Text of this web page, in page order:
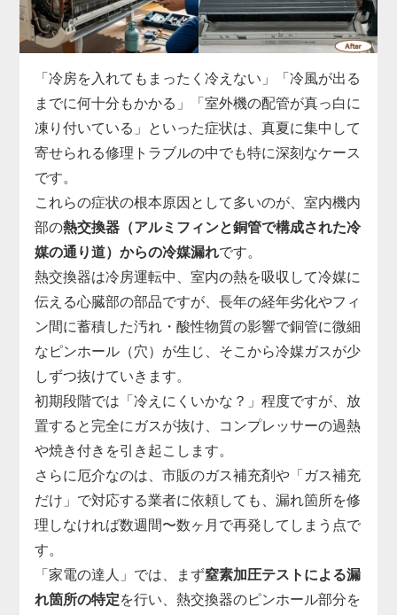
指示が出せていない、リモコン信号を受信できない
など、基板故障の症状は多岐にわたります。
は、機種ごとに専用の基板を取り寄せ、診断・交換
まで一貫対応。
制御基板の交換には専用工具と電気系統の知識が必
須で、無理に自分で電源を入れ直すと他の部品まで
巻き込んで故障が拡大することがあります。
「勝手に止まる」「エラー表示が消えない」と感じ
たら、まずはお早めに点検をご依頼ください。
「冷房を入れてもまったく冷えない」「冷風が出る
までに何十分もかかる」「室外機の配管が真っ白に
凍り付いている」といった症状は、真夏に集中して
寄せられる修理トラブルの中でも特に深刻なケース
です。
これらの症状の根本原因として多いのが、室内機内
部の熱交換器（アルミフィンと銅管で構成された冷
媒の通り道）からの冷媒漏れです。
熱交換器は冷房運転中、室内の熱を吸収して冷媒に
伝える心臓部の部品ですが、長年の経年劣化やフィ
ン間に蓄積した汚れ・酸性物質の影響で銅管に微細
なピンホール（穴）が生じ、そこから冷媒ガスが少
しずつ抜けていきます。
初期段階では「冷えにくいかな？」程度ですが、放
置すると完全にガスが抜け、コンプレッサーの過熱
や焼き付きを引き起こします。
さらに厄介なのは、市販のガス補充剤や「ガス補充
だけ」で対応する業者に依頼しても、漏れ箇所を修
理しなければ数週間〜数ヶ月で再発してしまう点で
す。
「家電の達人」では、まず窒素加圧テストによる漏
れ箇所の特定を行い、熱交換器のピンホール部分を